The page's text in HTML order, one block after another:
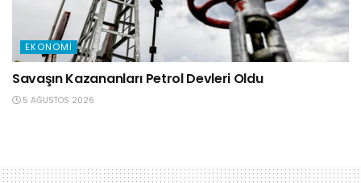
EKONOMI
Savaşın Kazananları Petrol Devleri Oldu
5 AĞUSTOS 2026